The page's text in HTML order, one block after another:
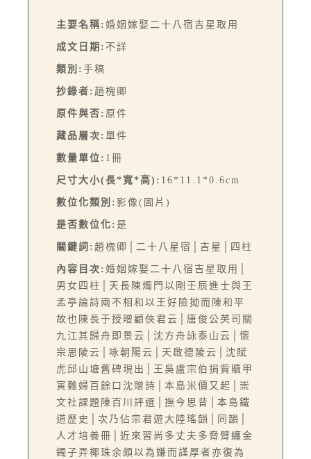
主要名稱: 婚姻嫁娶二十八宿吉星取用
成文日期: 不詳
類別: 手稿
抄錄者: 趙槐卿
原件與否: 原件
藏品層次: 單件
數量單位: 1冊
尺寸大小(長*寬*高): 16*11.1*0.6cm
數位化類別: 影像(圖片)
是否數位化: 是
關鍵詞: 趙槐卿│二十八星宿│吉星│四柱
內容目次: 婚姻嫁娶二十八宿吉星取用│
男女四柱│天長陳燭門以剛壬辰進士與王
孟亭論詩兩不相和以王好險拗而陳和平
故也陳長于授贈顧俠君云│唐俊公英司關
九江其歸舟即景云│沈方舟詠泰山云│懷
宗思陵云│咏朝陽云│天啟德陵云│沈賦
虎邱山塘舊碑現出│王吳盧宗伯捐貲贖甲
寅難婦百餘口沈贈詩│本島米價又起│崇
文社課題陳百川評選│撫今思昔│本島鐵
道歷史│次乃佔宗君遊大陸瑤韻│同韻│
人才培養冊│近來習尚多丈夫多脅臂纏金
鐲子弄椰珠余頗以為嫌而謹厚者亦復為